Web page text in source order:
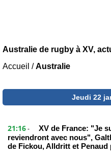
Australie de rugby à XV,
Accueil /Australie
Jeudi 22
21:16 -
XV de France: "Je
reviendront avec nous",
de Fickou, Alldritt et Penaud